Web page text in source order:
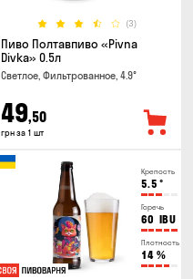
(3)
Пиво Полтавпиво «Pivna
Divka» 0.5л
Светлое, Фильтрованное, 4.9°
49,50
грн за 1 шт
Крепость
5.5 °
Горечь
60 IBU
Плотность
14 %